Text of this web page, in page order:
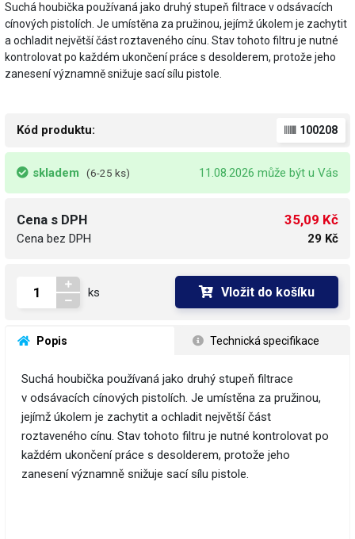
Suchá houbička používaná jako druhý stupeň filtrace v odsávacích
cínových pistolích. Je umístěna za pružinou, jejímž úkolem je zachytit
a ochladit největší část roztaveného cínu. Stav tohoto filtru je nutné
kontrolovat po každém ukončení práce s desolderem, protože jeho
zanesení významně snižuje sací sílu pistole.
Kód produktu: 100208
skladem (6-25 ks) 11.08.2026 může být u Vás
Cena s DPH
Cena bez DPH
35,09 Kč
29 Kč
ks Vložit do košíku
Popis Technická specifikace
Suchá houbička používaná jako druhý stupeň filtrace
v odsávacích cínových pistolích. Je umístěna za pružinou,
jejímž úkolem je zachytit a ochladit největší část
roztaveného cínu. Stav tohoto filtru je nutné kontrolovat po
každém ukončení práce s desolderem, protože jeho
zanesení významně snižuje sací sílu pistole.